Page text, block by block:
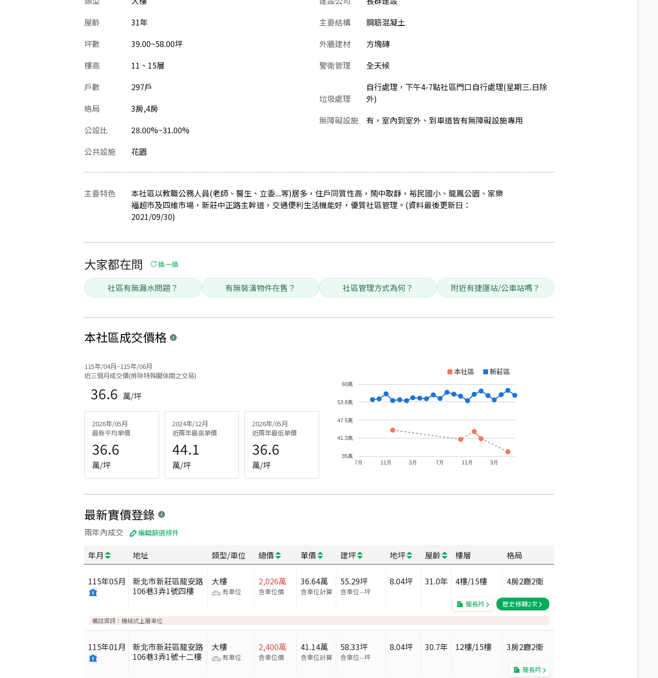
屋齡
31年
坪數
39.00~58.00坪
樓高
11、15層
戶數
297戶
格局
3房,4房
公設比
28.00%~31.00%
主要結構
鋼筋混凝土
外牆建材
方塊磚
警衛管理
全天候
垃圾處理
自行處理，下午4-7點社區門口自行處理(星期三.日除
外)
無障礙設施
有，室內到室外、到車道皆有無障礙設施專用
公共設施 花園
主要特色
本社區以教職公務人員(老師、醫生、立委...等)居多，住戶同質性高，鬧中取靜，裕民國小、龍鳳公園、家樂
福超市及四維市場，新莊中正路主幹道，交通便利生活機能好，優質社區管理。(資料最後更新日：
2021/09/30)
大家都在問 換一換
社區有無漏水問題？ 有無裝潢物件在售？ 社區管理方式為何？ 附近有捷運站/公車站嗎？
本社區成交價格
115年/04月~115年/06月
近三個月成交價(排除特殊關係間之交易)
36.6 萬/坪
2026年/05月
最新平均單價
36.6
萬/坪
2024年/12月
近兩年最高單價
44.1
萬/坪
2026年/05月
近兩年最低單價
36.6
萬/坪
本社區 新莊區
7月 11月 3月 7月 11月 3月
35萬
41.3萬
47.5萬
53.8萬
60萬
最新實價登錄
兩年內成交 編輯篩選條件
年月 地址 類型/車位 總價 單價 建坪 地坪 屋齡 樓層 格局
115年05月
新北市新莊區龍安路
106巷3弄1號四樓
大樓
有車位
2,026萬
含車位價
36.64萬
含車位計算
55.29坪
含車位--坪
8.04坪 31.0年 4樓/15樓 4房2廳2衛
龍長吟 歷史移轉2次
備註資訊： 機械式上層車位
115年01月
新北市新莊區龍安路
106巷3弄1號十二樓
大樓
有車位
2,400萬
含車位價
41.14萬
含車位計算
58.33坪
含車位--坪
8.04坪 30.7年 12樓/15樓 3房2廳2衛
龍長吟